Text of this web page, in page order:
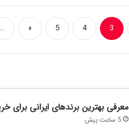
3
4
5
»
معرفی بهترین برندهای ایرانی برای
5 ساعت پیش